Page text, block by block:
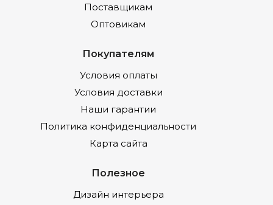
Поставщикам
Оптовикам
Покупателям
Условия оплаты
Условия доставки
Наши гарантии
Политика конфиденциальности
Карта сайта
Полезное
Дизайн интерьера